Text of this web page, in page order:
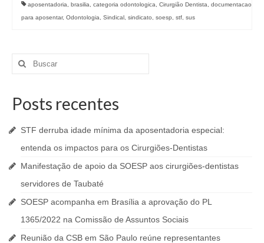
aposentadoria brasilia categoria odontologica Cirurgião Dentista
documentacao
para aposentar, Odontologia Sindical sindicato soesp stf sus
Buscar
por:
Posts recentes
STF derruba idade mínima da aposentadoria especial:
entenda os impactos para os Cirurgiões-Dentistas
Manifestação de apoio da SOESP aos cirurgiões-dentistas
servidores de Taubaté
SOESP acompanha em Brasília a aprovação do PL
1365/2022 na Comissão de Assuntos Sociais
Reunião da CSB em São Paulo reúne representantes